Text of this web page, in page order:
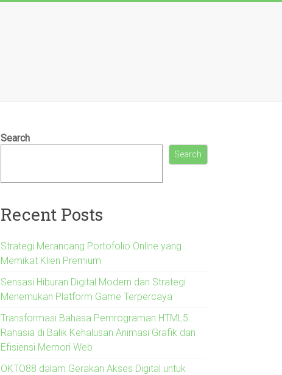
Search
Search
Recent Posts
Strategi Merancang Portofolio Online yang
Memikat Klien Premium
Sensasi Hiburan Digital Modern dan Strategi
Menemukan Platform Game Terpercaya
Transformasi Bahasa Pemrograman HTML5:
Rahasia di Balik Kehalusan Animasi Grafik dan
Efisiensi Memori Web
OKTO88 dalam Gerakan Akses Digital untuk